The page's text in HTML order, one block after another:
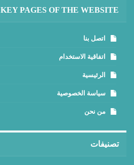
KEY PAGES OF THE WEBSITE
اتصل بنا
اتفاقية الاستخدام
الرئيسية
سياسة الخصوصية
من نحن
تصنيفات